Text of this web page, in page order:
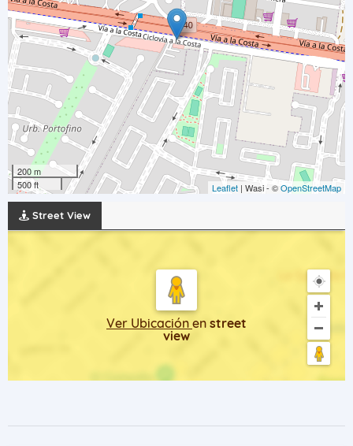
200 m
500 ft
Leaflet | Wasi - ©OpenStreetMap
Street View
Ver Ubicación en street
view